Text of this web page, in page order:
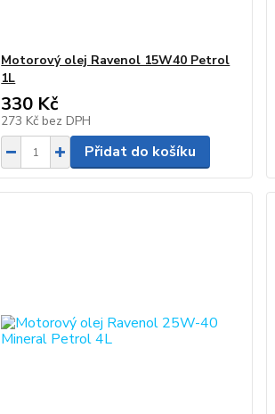
Motorový olej Ravenol 15W40 Petrol
1L
330 Kč
273 Kč bez DPH
Přidat do košíku